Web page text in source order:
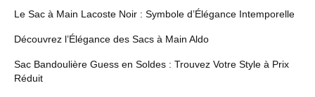
Le Sac à Main Lacoste Noir : Symbole d’Élégance Intemporelle
Découvrez l’Élégance des Sacs à Main Aldo
Sac Bandoulière Guess en Soldes : Trouvez Votre Style à Prix
Réduit